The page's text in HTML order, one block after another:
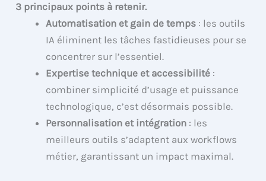
3 principaux points à retenir.
Automatisation et gain de temps : les outils
IA éliminent les tâches fastidieuses pour se
concentrer sur l’essentiel.
Expertise technique et accessibilité :
combiner simplicité d’usage et puissance
technologique, c’est désormais possible.
Personnalisation et intégration : les
meilleurs outils s’adaptent aux workflows
métier, garantissant un impact maximal.